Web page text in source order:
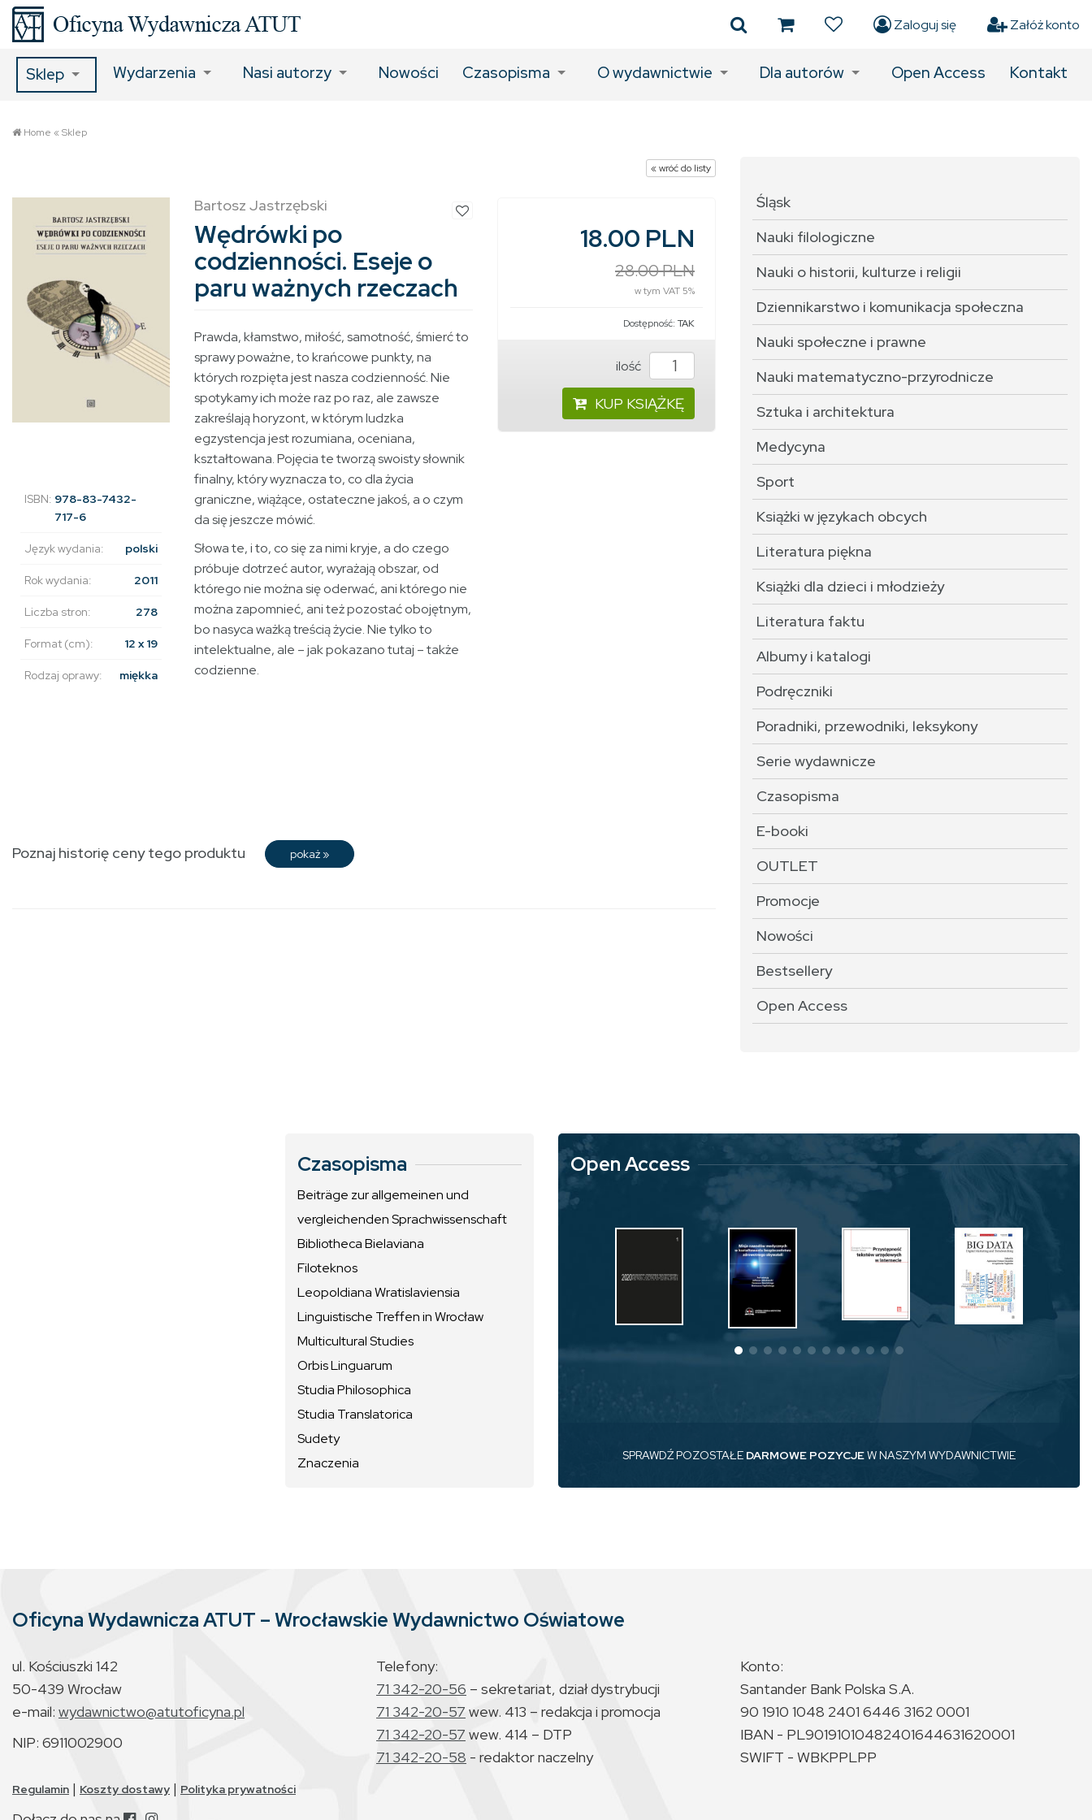
Zaloguj się Załóż konto
Sklep Wydarzenia Nasi autorzy Nowości Czasopisma O wydawnictwie Dla autorów Open Access Kontakt
Home «Sklep
« wróć do listy
ISBN: 978-83-7432-
717-6
Język wydania: polski
Rok wydania: 2011
Liczba stron: 278
Format (cm): 12 x 19
Rodzaj oprawy: miękka
Bartosz Jastrzębski
Wędrówki po
codzienności. Eseje o
paru ważnych rzeczach
Prawda, kłamstwo, miłość, samotność, śmierć to
sprawy poważne, to krańcowe punkty, na
których rozpięta jest nasza codzienność. Nie
spotykamy ich może raz po raz, ale zawsze
zakreślają horyzont, w którym ludzka
egzystencja jest rozumiana, oceniana,
kształtowana. Pojęcia te tworzą swoisty słownik
finalny, który wyznacza to, co dla życia
graniczne, wiążące, ostateczne jakoś, a o czym
da się jeszcze mówić.
Słowa te, i to, co się za nimi kryje, a do czego
próbuje dotrzeć autor, wyrażają obszar, od
którego nie można się oderwać, ani którego nie
można zapomnieć, ani też pozostać obojętnym,
bo nasyca ważką treścią życie. Nie tylko to
intelektualne, ale – jak pokazano tutaj – także
codzienne.
18.00 PLN
28.00 PLN
w tym VAT 5%
Dostępność: TAK
ilość
KUP KSIĄŻKĘ
Poznaj historię ceny tego produktu pokaż »
Śląsk
Nauki filologiczne
Nauki o historii, kulturze i religii
Dziennikarstwo i komunikacja społeczna
Nauki społeczne i prawne
Nauki matematyczno-przyrodnicze
Sztuka i architektura
Medycyna
Sport
Książki w językach obcych
Literatura piękna
Książki dla dzieci i młodzieży
Literatura faktu
Albumy i katalogi
Podręczniki
Poradniki, przewodniki, leksykony
Serie wydawnicze
Czasopisma
E-booki
OUTLET
Promocje
Nowości
Bestsellery
Open Access
Czasopisma
Beiträge zur allgemeinen und
vergleichenden Sprachwissenschaft
Bibliotheca Bielaviana
Filoteknos
Leopoldiana Wratislaviensia
Linguistische Treffen in Wrocław
Multicultural Studies
Orbis Linguarum
Studia Philosophica
Studia Translatorica
Sudety
Znaczenia
Open Access
SPRAWDŹ POZOSTAŁE DARMOWE POZYCJEW NASZYM WYDAWNICTWIE
Oficyna Wydawnicza ATUT – Wrocławskie Wydawnictwo Oświatowe
ul. Kościuszki 142
50-439 Wrocław
e-mail: wydawnictwo@atutoficyna.pl
NIP: 6911002900
Telefony:
71 342-20-56 – sekretariat, dział dystrybucji
71 342-20-57 wew. 413 – redakcja i promocja
71 342-20-57 wew. 414 – DTP
71 342-20-58 - redaktor naczelny
Konto:
Santander Bank Polska S.A.
90 1910 1048 2401 6446 3162 0001
IBAN - PL90191010482401644631620001
SWIFT - WBKPPLPP
Regulamin | Koszty dostawy | Polityka prywatności